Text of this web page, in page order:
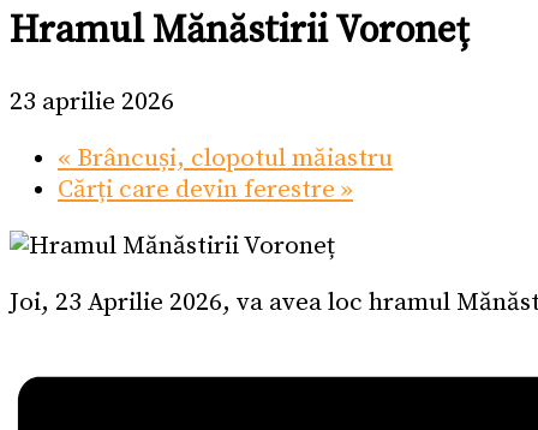
Hramul Mănăstirii Voroneț
23 aprilie 2026
« Brâncuși, clopotul măiastru
Cărți care devin ferestre »
Joi, 23 Aprilie 2026, va avea loc hramul